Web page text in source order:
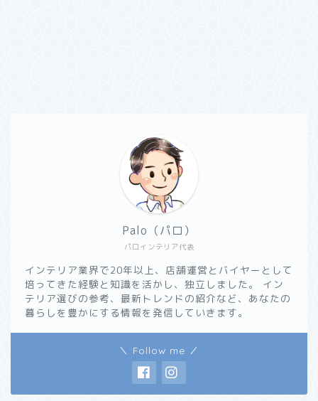
パロインテリア代表
Palo（パロ）
インテリア業界で20年以上、店舗運営とバイヤーとして
培ってきた経験と知識を活かし、独立しました。 イン
テリア選びの参考、最新トレンドの紹介など、あなたの
暮らしを豊かにする情報を発信していきます。
＼ Follow me ／